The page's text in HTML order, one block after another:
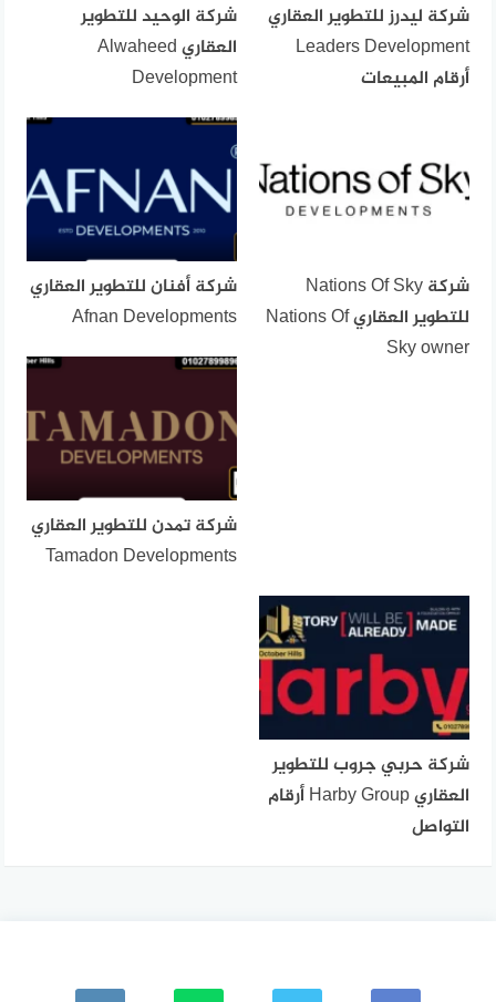
شركة ليدرز للتطوير العقاري
Leaders Development
أرقام المبيعات
شركة الوحيد للتطوير
العقاري Alwaheed
Development
شركة Nations Of Sky
للتطوير العقاري Nations Of
Sky owner
شركة أفنان للتطوير العقاري
Afnan Developments
شركة تمدن للتطوير العقاري
Tamadon Developments
شركة حربي جروب للتطوير
العقاري Harby Group أرقام
التواصل